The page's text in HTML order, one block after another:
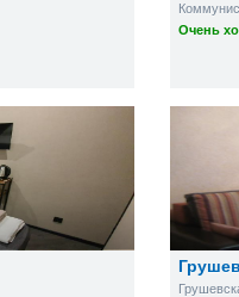
Очень